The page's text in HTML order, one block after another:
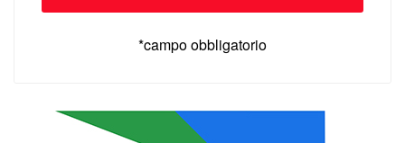
*campo obbligatorio